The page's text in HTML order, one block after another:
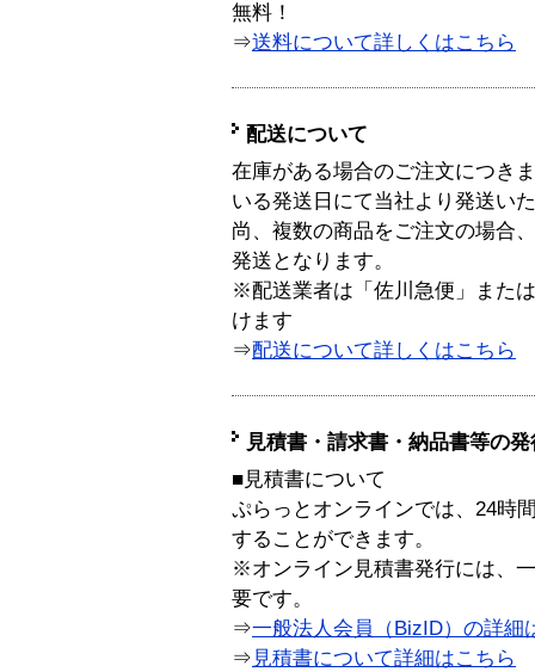
無料！
⇒送料について詳しくはこちら
配送について
在庫がある場合のご注文につき
いる発送日にて当社より発送い
尚、複数の商品をご注文の場合
発送となります。
※配送業者は「佐川急便」また
けます
⇒配送について詳しくはこちら
見積書・請求書・納品書等の
■見積書について
ぷらっとオンラインでは、24時
することができます。
※オンライン見積書発行には、
要です。
⇒一般法人会員（BizID）の詳細
⇒ 見積書について詳細はこちら